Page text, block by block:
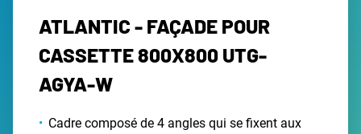
ATLANTIC - FAÇADE POUR
CASSETTE 800X800 UTG-
AGYA-W
Cadre composé de 4 angles qui se fixent aux